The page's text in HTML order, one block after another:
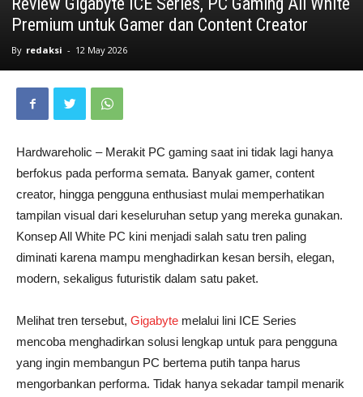
Premium untuk Gamer dan Content Creator
By redaksi - 12 May 2026
Hardwareholic – Merakit PC gaming saat ini tidak lagi hanya
berfokus pada performa semata. Banyak gamer, content
creator, hingga pengguna enthusiast mulai memperhatikan
tampilan visual dari keseluruhan setup yang mereka gunakan.
Konsep All White PC kini menjadi salah satu tren paling
diminati karena mampu menghadirkan kesan bersih, elegan,
modern, sekaligus futuristik dalam satu paket.
Melihat tren tersebut, Gigabyte melalui lini ICE Series
mencoba menghadirkan solusi lengkap untuk para pengguna
yang ingin membangun PC bertema putih tanpa harus
mengorbankan performa. Tidak hanya sekadar tampil menarik